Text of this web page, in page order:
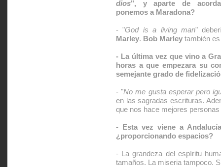
dios", y aparte de
ponemos a Maradona?
- "God is a living man"
Marley. Bob Marley también
- La última vez que vino a
horas a que empezara su
semejante grado de
- "No me gusta esperar pero
en las sagradas escrituras.
que nos hace mejores
- Esta vez viene a
¿proporcionando espacios?
- La grandeza del espíritu
tamaños. La miseria tampoco.